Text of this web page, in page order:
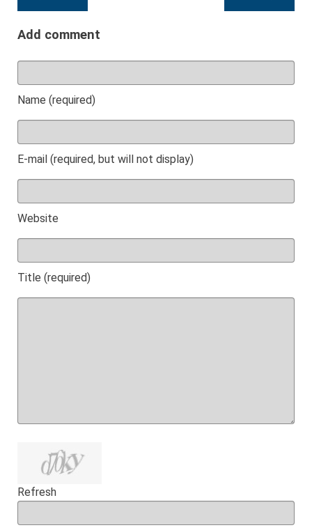
Add comment
Name (required)
E-mail (required, but will not display)
Website
Title (required)
Refresh